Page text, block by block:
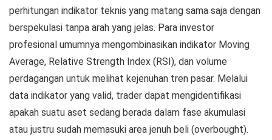
perhitungan indikator teknis yang matang sama saja dengan
berspekulasi tanpa arah yang jelas. Para investor
profesional umumnya mengombinasikan indikator Moving
Average, Relative Strength Index (RSI), dan volume
perdagangan untuk melihat kejenuhan tren pasar. Melalui
data indikator yang valid, trader dapat mengidentifikasi
apakah suatu aset sedang berada dalam fase akumulasi
atau justru sudah memasuki area jenuh beli (overbought).